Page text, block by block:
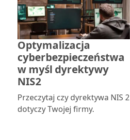
Optymalizacja
cyberbezpieczeństwa
w myśl dyrektywy
NIS2
Przeczytaj czy dyrektywa NIS 2
dotyczy Twojej firmy.